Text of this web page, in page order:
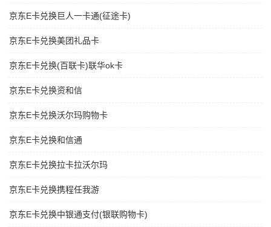
京东E卡兑换巨人一卡通(征途卡)
京东E卡兑换美团礼品卡
京东E卡兑换(百联卡)联华ok卡
京东E卡兑换资和信
京东E卡兑换沃尔玛购物卡
京东E卡兑换和信通
京东E卡兑换拉卡拉沃尔玛
京东E卡兑换携程任我游
京东E卡兑换中银通支付(银联购物卡)